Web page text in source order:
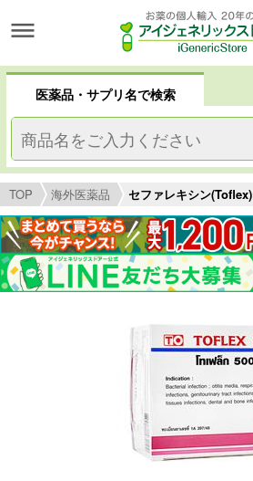
医薬品・サプリ名で検索
TOP 海外医薬品 セファレキシン(Toflex)